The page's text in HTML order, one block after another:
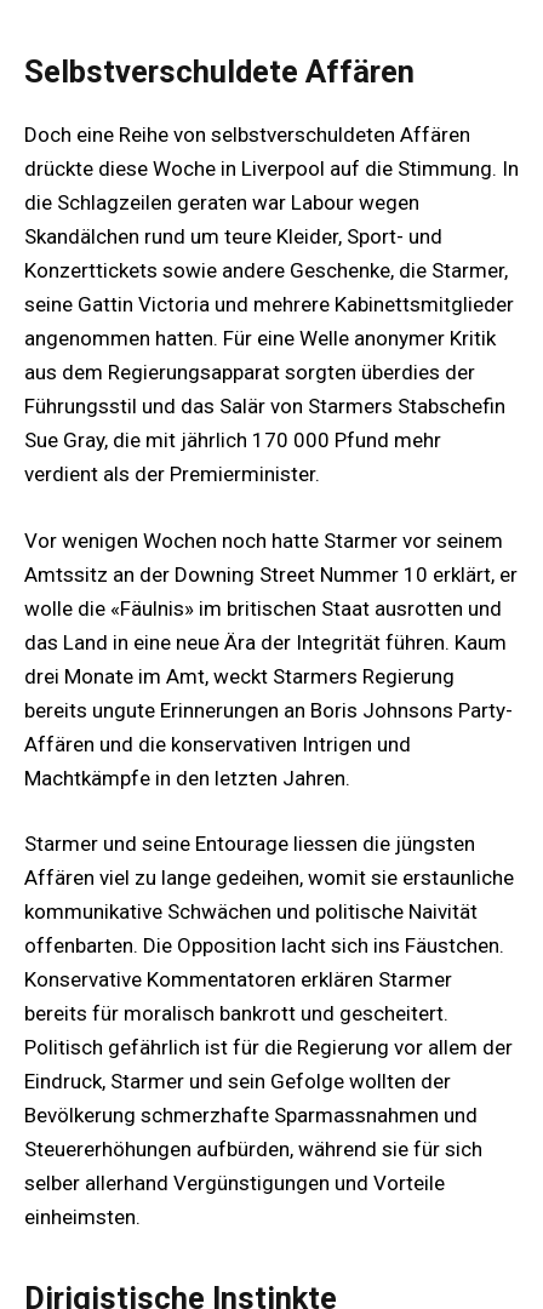
Selbstverschuldete Affären
Doch eine Reihe von selbstverschuldeten Affären
drückte diese Woche in Liverpool auf die Stimmung. In
die Schlagzeilen geraten war Labour wegen
Skandälchen rund um teure Kleider, Sport- und
Konzerttickets sowie andere Geschenke, die Starmer,
seine Gattin Victoria und mehrere Kabinettsmitglieder
angenommen hatten. Für eine Welle anonymer Kritik
aus dem Regierungsapparat sorgten überdies der
Führungsstil und das Salär von Starmers Stabschefin
Sue Gray, die mit jährlich 170 000 Pfund mehr
verdient als der Premierminister.
Vor wenigen Wochen noch hatte Starmer vor seinem
Amtssitz an der Downing Street Nummer 10 erklärt, er
wolle die «Fäulnis» im britischen Staat ausrotten und
das Land in eine neue Ära der Integrität führen. Kaum
drei Monate im Amt, weckt Starmers Regierung
bereits ungute Erinnerungen an Boris Johnsons Party-
Affären und die konservativen Intrigen und
Machtkämpfe in den letzten Jahren.
Starmer und seine Entourage liessen die jüngsten
Affären viel zu lange gedeihen, womit sie erstaunliche
kommunikative Schwächen und politische Naivität
offenbarten. Die Opposition lacht sich ins Fäustchen.
Konservative Kommentatoren erklären Starmer
bereits für moralisch bankrott und gescheitert.
Politisch gefährlich ist für die Regierung vor allem der
Eindruck, Starmer und sein Gefolge wollten der
Bevölkerung schmerzhafte Sparmassnahmen und
Steuererhöhungen aufbürden, während sie für sich
selber allerhand Vergünstigungen und Vorteile
einheimsten.
Dirigistische Instinkte